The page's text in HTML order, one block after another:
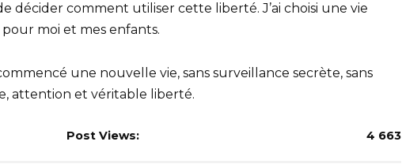
décider comment utiliser cette liberté. J’ai choisi une vie
moi et mes enfants.
une nouvelle vie, sans surveillance secrète, sans
attention et véritable liberté.
Post Views: 4 663